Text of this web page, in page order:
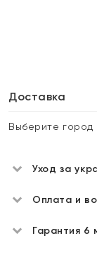
Доставка
Выберите город
Уход за
Оплата и
Гарантия 6